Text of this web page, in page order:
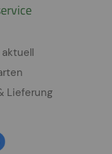
Lieferung